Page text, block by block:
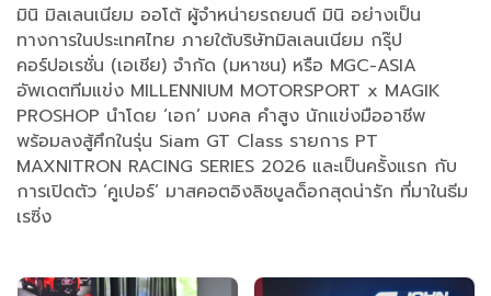
มินิ มิลเลนเนียม ออโต้ ผู้จำหน่ายรถยนต์ มินิ อย่างเป็น
ทางการในประเทศไทย ภายใต้บริษัทมิลเลนเนียม กรุ๊ป
คอร์ปอเรชั่น (เอเชีย) จำกัด (มหาชน) หรือ MGC-ASIA
อัพเดตทีมแข่ง MILLENNIUM MOTORSPORT x MAGIK
PROSHOP นำโดย ‘เอก’ มงคล คำสูง นักแข่งมืออาชีพ
พร้อมลงสู้ศึกในรุ่น Siam GT Class รายการ PT
MAXNITRON RACING SERIES 2026 และเป็นครั้งแรก กับ
การเปิดตัว ‘คูเปอร์’ มาสคอตอิงลิชบูลด็อกสุดน่ารัก ที่มาในธีม
เรซิ่ง